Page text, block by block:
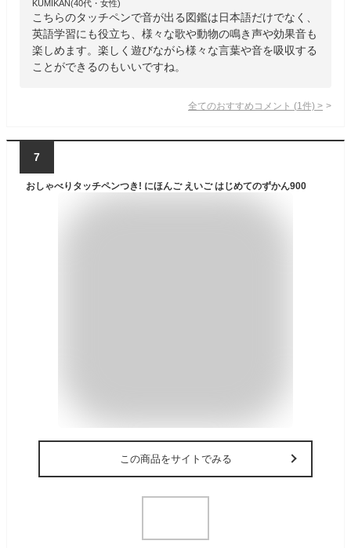
KUMIKAN(40代・女性)
こちらのタッチペンで音が出る図鑑は日本語だけでなく、
英語学習にも役立ち、様々な歌や動物の鳴き声や効果音も
楽しめます。楽しく遊びながら様々な言葉や音を吸収する
ことができるのもいいですね。
全てのおすすめコメント (1 件) >
7
おしゃべりタッチペンつき! にほんご えいご はじめてのずかん900
この商品をサイトでみる